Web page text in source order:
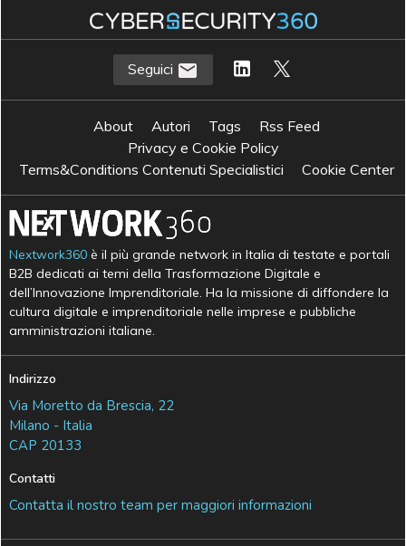
Seguici
About Autori Tags
Rss Feed
Privacy e Cookie Policy
Terms&Conditions Contenuti Specialistici
Cookie Center
Nextwork360 è il più grande network in Italia di testate e portali
B2B dedicati ai temi della Trasformazione Digitale e
dell’Innovazione Imprenditoriale. Ha la missione di diffondere la
cultura digitale e imprenditoriale nelle imprese e pubbliche
amministrazioni italiane.
Indirizzo
Via Moretto da Brescia, 22
Milano - Italia
CAP 20133
Contatti
Contatta il nostro team per maggiori informazioni